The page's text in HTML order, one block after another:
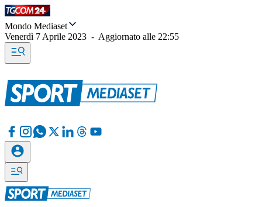
Mondo Mediaset
Venerdì 7 Aprile 2023 - Aggiornato alle 22:55